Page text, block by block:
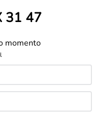
31 47
momento